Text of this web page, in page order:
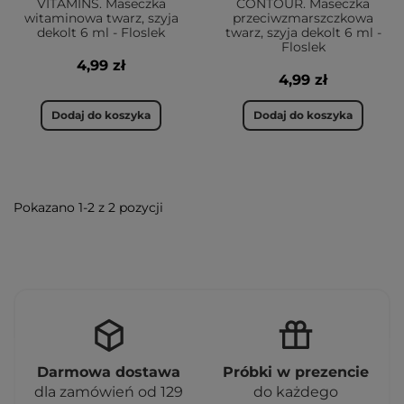
Jak aplikować maseczkę na twarz?
Kluczowym elementem przygotowania do aplikacji
maseczki jest dokładne oczyszczanie twarzy.
Świetne rezultaty zapewnia także zastosowanie
peelingu, który umożliwia wniknięcie kosmetyku w
wystarcza ilość wielkości ziarna fasoli. W zależności
Po co stosować maseczki?
Maski na twarz są popularnym narzędziem w
pielęgnacji skóry i stosuje się je z różnych powodów:
VITAMINS. Maseczka
witaminowa twarz, szyja
dekolt 6 ml - Floslek
4,99 zł
Dodaj do koszyka
CONTOUR. Maseczka
przeciwzmarszczkowa
twarz, szyja dekolt 6 ml -
Floslek
4,99 zł
Dodaj do koszyka
Pokazano 1-2 z 2 pozycji
Darmowa dostawa
dla zamówień od 129
Próbki w prezencie
do każdego